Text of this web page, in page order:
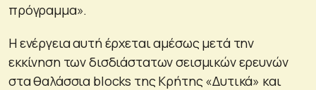
πρόγραμμα».
Η ενέργεια αυτή έρχεται αμέσως μετά την
εκκίνηση των δισδιάστατων σεισμικών ερευνών
στα θαλάσσια blocks της Κρήτης «Δυτικά» και